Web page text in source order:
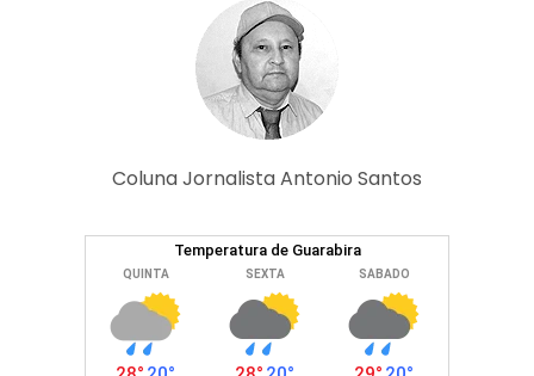
Coluna Jornalista Antonio Santos